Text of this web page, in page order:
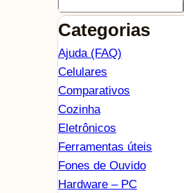
Categorias
Ajuda (FAQ)
Celulares
Comparativos
Cozinha
Eletrônicos
Ferramentas úteis
Fones de Ouvido
Hardware – PC